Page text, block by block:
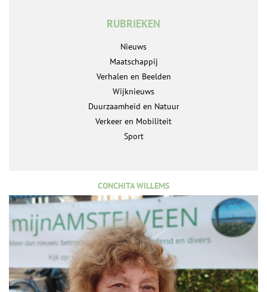
RUBRIEKEN
Nieuws
Maatschappij
Verhalen en Beelden
Wijknieuws
Duurzaamheid en Natuur
Verkeer en Mobiliteit
Sport
CONCHITA WILLEMS